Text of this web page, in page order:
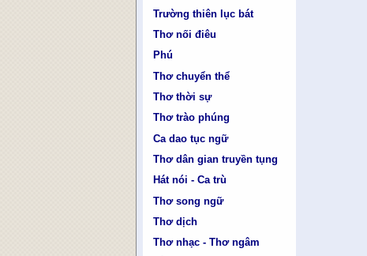
Trường thiên lục bát
Thơ nối điêu
Phú
Thơ chuyển thể
Thơ thời sự
Thơ trào phúng
Ca dao tục ngữ
Thơ dân gian truyền tụng
Hát nói - Ca trù
Thơ song ngữ
Thơ dịch
Thơ nhạc - Thơ ngâm